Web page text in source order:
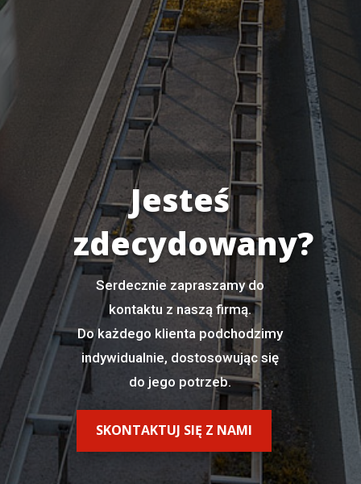
Jesteś
zdecydowany?
Serdecznie zapraszamy do
kontaktu z naszą firmą.
Do każdego klienta podchodzimy
indywidualnie, dostosowując się
do jego potrzeb.
SKONTAKTUJ SIĘ Z NAMI